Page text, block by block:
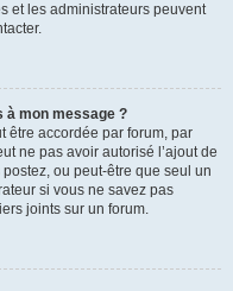
et les administrateurs peuvent
à mon message ?
être accordée par forum, par
ne pas avoir autorisé l’ajout de
ou peut-être que seul un
si vous ne savez pas
joints sur un forum.